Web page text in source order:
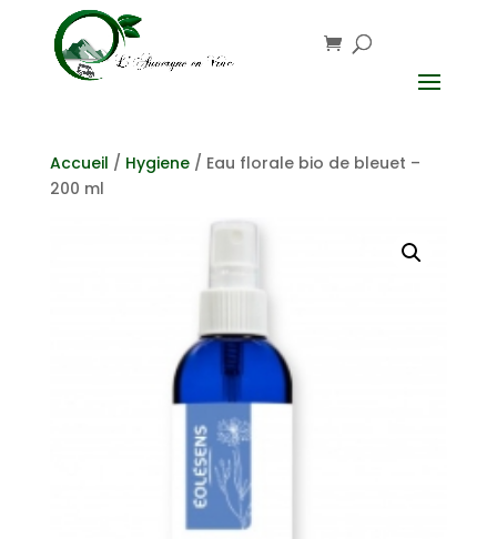
Accueil / Hygiene/ Eau florale bio de bleuet –
200 ml